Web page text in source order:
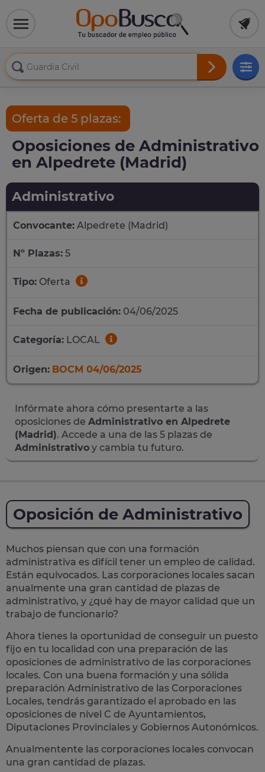
Oferta de 5 plazas:
Oposiciones de Administrativo
en Alpedrete (Madrid)
Administrativo
Convocante: Alpedrete (Madrid)
Nº Plazas: 5
Tipo: Oferta
Fecha de publicación: 04/06/2025
Categoría: LOCAL
Origen: BOCM 04/06/2025
Infórmate ahora cómo presentarte a las
oposiciones de Administrativo en Alpedrete
(Madrid). Accede a una de las 5 plazas de
Administrativo y cambia tu futuro.
Oposición de Administrativo
Muchos piensan que con una formación
administrativa es difícil tener un empleo de calidad.
Están equivocados. Las corporaciones locales sacan
anualmente una gran cantidad de plazas de
administrativo, y ¿qué hay de mayor calidad que un
trabajo de funcionario?
Ahora tienes la oportunidad de conseguir un puesto
fijo en tu localidad con una preparación de las
oposiciones de administrativo de las corporaciones
locales. Con una buena formación y una sólida
preparación Administrativo de las Corporaciones
Locales, tendrás garantizado el aprobado en las
oposiciones de nivel C de Ayuntamientos,
Diputaciones Provinciales y Gobiernos Autonómicos.
Anualmentente las corporaciones locales convocan
una gran cantidad de plazas.